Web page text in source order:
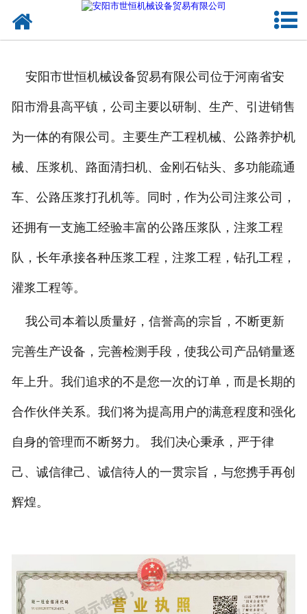
承接工程
施工视频
资讯动态
联系我们
安阳市世恒机械设备贸易有限公司位于河南省安
阳市滑县高平镇，公司主要以研制、生产、引进销售
为一体的有限公司。主要生产工程机械、公路养护机
械、压浆机、路面清扫机、金刚石钻头、多功能疏通
车、公路压浆打孔机等。同时，作为公司注浆公司，
还拥有一支施工经验丰富的公路压浆队，注浆工程
队，长年承接各种压浆工程，注浆工程，钻孔工程，
灌浆工程等。
我公司本着以质量好，信誉高的宗旨，不断更新
完善生产设备，完善检测手段，使我公司产品销量逐
年上升。我们追求的不是您一次的订单，而是长期的
合作伙伴关系。我们将为提高用户的满意程度和强化
自身的管理而不断努力。 我们决心秉承，严于律
己、诚信律己、诚信待人的一贯宗旨，与您携手再创
辉煌。